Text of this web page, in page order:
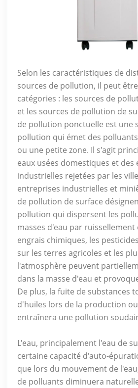
Selon les caractéristiques de
sources de pollution, il peut
catégories : les sources de
et les sources de pollution de
de pollution ponctuelle est une
pollution qui émet des
ou une petite zone. Il s'agit
eaux usées domestiques et des
industrielles rejetées par les
entreprises industrielles et
de pollution de surface
pollution qui dispersent les
masses d'eau par ruissellement
engrais chimiques, les
sur les terres agricoles et les
l'atmosphère peuvent
dans la masse d'eau et
De plus, la fuite de substances
d'huiles lors de la production
entraînera une pollution
L'eau, principalement l'eau de
certaine capacité d'auto-
que lors du mouvement de
de polluants diminuera